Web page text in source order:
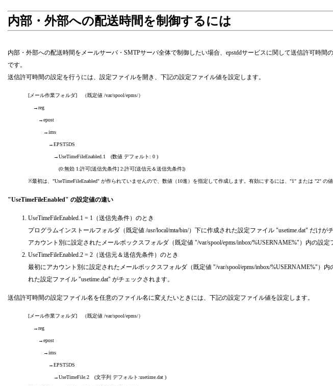
内部・外部への配送時間を制御するには
内部・外部への配送時間をメールサーバ・SMTPサーバ全体で制御したい場合、epstddサービスに関して送信許可時
です。
送信許可時間の設定を行うには、設定ファイルを開き、下記の設定ファイル値を設定します。
[メール作業フォルダ] （既定値 /var/spool/epms/）
→reg
→epost
→ims
→EPST5DS
→UseTimeFileEnabled.1 (数値 デフォルト: 0 )
(0:無効 1:許可[送信先条件] 2:許可[送信元＆送信先条件])
※最初は、"UseTimeFileEnabled" が作られていませんので、数値（10進）を指定して作成します。有効にするには、"1" または "2" の
"UseTimeFileEnabled" の設定値の違い
UseTimeFileEnabled.1 = 1（送信先条件）のとき
プログラムインストールフォルダ（既定値 /usr/local/mta/bin/）下に作成された設定ファイル "usetime.dat" だけが
アカウント別に設定されたメールボックスフォルダ（既定値 "/var/spool/epms/inbox/%USERNAME%"）内の設定
UseTimeFileEnabled.2 = 2（送信元＆送信先条件）のとき
最初にアカウント別に設定されたメールボックスフォルダ（既定値 "/var/spool/epms/inbox/%USERNAME%"）
れた設定ファイル "usetime.dat" がチェックされます。
送信許可時間の設定ファイル名を任意のファイル名に変えたいときには、下記の設定ファイル値を設定します。
[メール作業フォルダ] （既定値 /var/spool/epms/）
→reg
→epost
→ims
→EPST5DS
→UseTimeFile.2 (文字列 デフォルト:usetime.dat )